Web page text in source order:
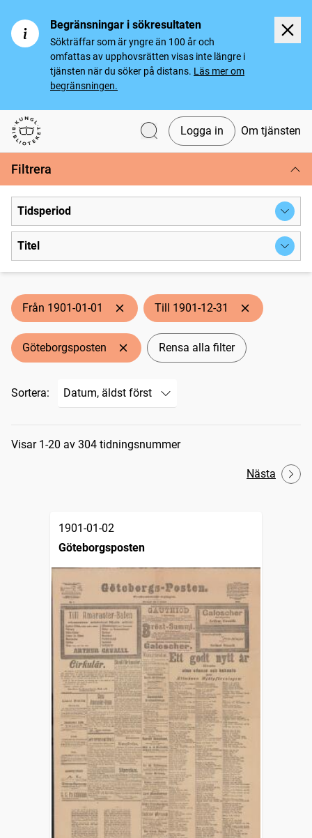
Begränsningar i sökresultaten
Sökträffar som är yngre än 100 år och
omfattas av upphovsrätten visas inte längre i
tjänsten när du söker på distans. Läs mer om
begränsningen.
Svenska tidningar
Logga in Om tjänsten
Filtrera
Tidsperiod
Titel
Från 1901-01-01 Till 1901-12-31
Göteborgsposten Rensa alla filter
Sortera:
Sökresultat
Visar 1-20 av 304 tidningsnummer
Nästa
1901-01-02
Göteborgsposten